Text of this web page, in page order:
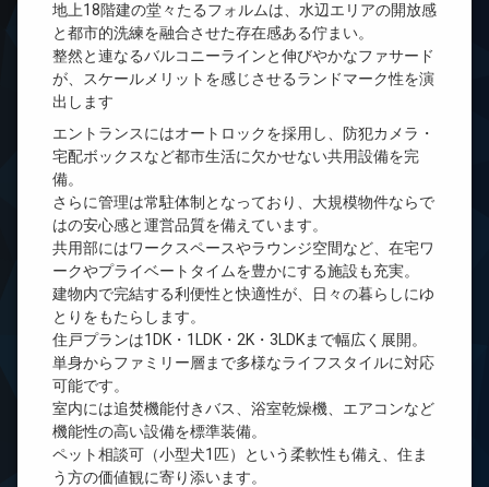
地上18階建の堂々たるフォルムは、水辺エリアの開放感
と都市的洗練を融合させた存在感ある佇まい。
整然と連なるバルコニーラインと伸びやかなファサード
が、スケールメリットを感じさせるランドマーク性を演
出します
エントランスにはオートロックを採用し、防犯カメラ・
宅配ボックスなど都市生活に欠かせない共用設備を完
備。
さらに管理は常駐体制となっており、大規模物件ならで
はの安心感と運営品質を備えています。
共用部にはワークスペースやラウンジ空間など、在宅ワ
ークやプライベートタイムを豊かにする施設も充実。
建物内で完結する利便性と快適性が、日々の暮らしにゆ
とりをもたらします。
住戸プランは1DK・1LDK・2K・3LDKまで幅広く展開。
単身からファミリー層まで多様なライフスタイルに対応
可能です。
室内には追焚機能付きバス、浴室乾燥機、エアコンなど
機能性の高い設備を標準装備。
ペット相談可（小型犬1匹）という柔軟性も備え、住ま
う方の価値観に寄り添います。